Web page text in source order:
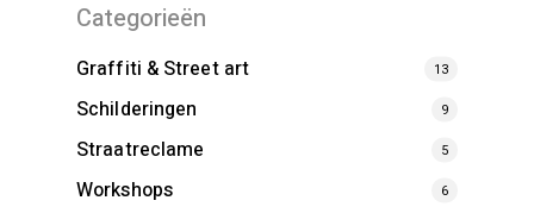
Categorieën
Graffiti & Street art 13
Schilderingen 9
Straatreclame 5
Workshops 6